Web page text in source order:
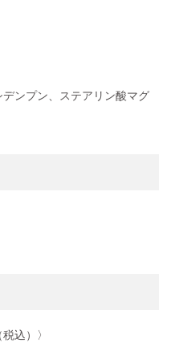
ンプン、ステアリン酸マグ
込）〉